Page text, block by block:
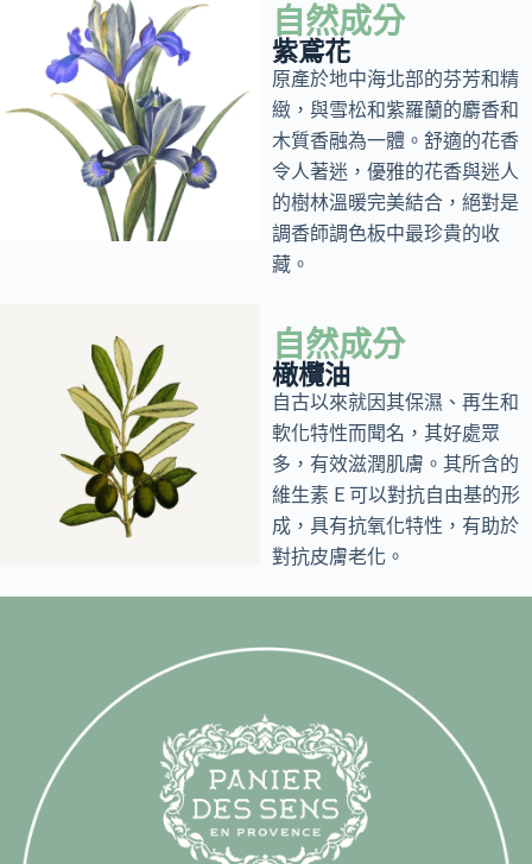
自然成分
紫鳶花
原產於地中海北部的芬芳和精
緻，與雪松和紫羅蘭的麝香和
木質香融為一體。舒適的花香
令人著迷，優雅的花香與迷人
的樹林溫暖完美結合，絕對是
調香師調色板中最珍貴的收
藏。
自然成分
橄欖油
自古以來就因其保濕、再生和
軟化特性而聞名，其好處眾
多，有效滋潤肌膚。其所含的
維生素 E 可以對抗自由基的形
成，具有抗氧化特性，有助於
對抗皮膚老化。